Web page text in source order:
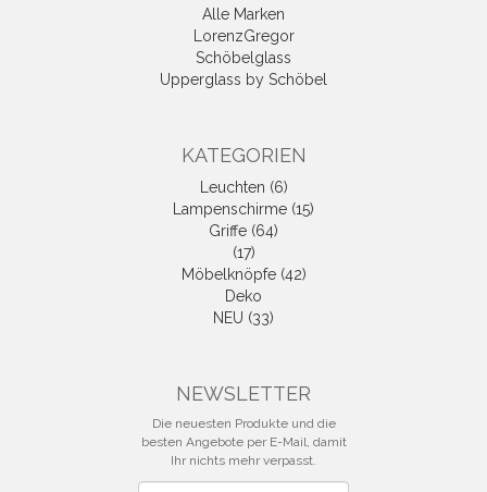
Alle Marken
LorenzGregor
Schöbelglass
Upperglass by Schöbel
KATEGORIEN
Leuchten (6)
Lampenschirme (15)
Griffe (64)
(17)
Möbelknöpfe (42)
Deko
NEU (33)
NEWSLETTER
Die neuesten Produkte und die
besten Angebote per E-Mail, damit
Ihr nichts mehr verpasst.